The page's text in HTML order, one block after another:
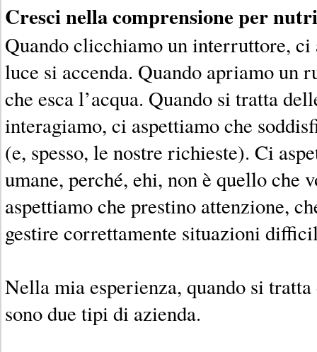
Cresci nella comprensione per
Quando clicchiamo un interruttore, ci
luce si accenda. Quando apriamo un
che esca l’acqua. Quando si tratta
interagiamo, ci aspettiamo che
(e, spesso, le nostre richieste). Ci
umane, perché, ehi, non è quello che
aspettiamo che prestino attenzione,
gestire correttamente situazioni
Nella mia esperienza, quando si
sono due tipi di azienda.